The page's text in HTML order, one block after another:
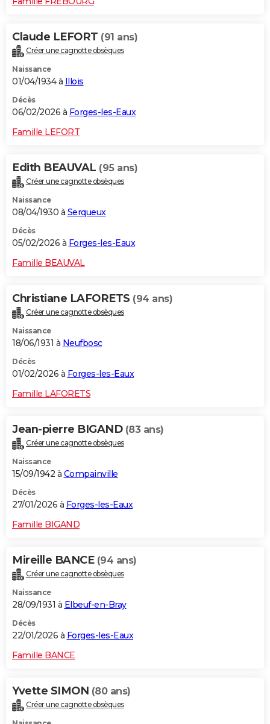
Claude LEFORT (91 ans)
Créer une cagnotte obsèques
Naissance
01/04/1934 à Illois
Décès
06/02/2026 à Forges-les-Eaux
Famille LEFORT
Edith BEAUVAL (95 ans)
Créer une cagnotte obsèques
Naissance
08/04/1930 à Serqueux
Décès
05/02/2026 à Forges-les-Eaux
Famille BEAUVAL
Christiane LAFORETS (94 ans)
Créer une cagnotte obsèques
Naissance
18/06/1931 à Neufbosc
Décès
01/02/2026 à Forges-les-Eaux
Famille LAFORETS
Jean-pierre BIGAND (83 ans)
Créer une cagnotte obsèques
Naissance
15/09/1942 à Compainville
Décès
27/01/2026 à Forges-les-Eaux
Famille BIGAND
Mireille BANCE (94 ans)
Créer une cagnotte obsèques
Naissance
28/09/1931 à Elbeuf-en-Bray
Décès
22/01/2026 à Forges-les-Eaux
Famille BANCE
Yvette SIMON (80 ans)
Créer une cagnotte obsèques